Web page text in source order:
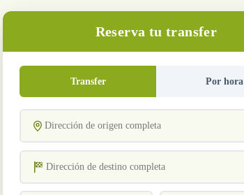
Reserva tu transfer
Transfer Por hora